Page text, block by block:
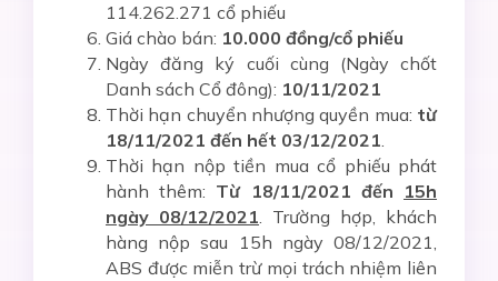
114.262.271 cổ phiếu
Giá chào bán: 10.000 đồng/cổ phiếu
Ngày đăng ký cuối cùng (Ngày chốt
Danh sách Cổ đông): 10/11/2021
Thời hạn chuyển nhượng quyền mua: từ
18/11/2021 đến hết 03/12/2021.
Thời hạn nộp tiền mua cổ phiếu phát
hành thêm: Từ 18/11/2021 đến 15h
ngày 08/12/2021. Trường hợp, khách
hàng nộp sau 15h ngày 08/12/2021,
ABS được miễn trừ mọi trách nhiệm liên